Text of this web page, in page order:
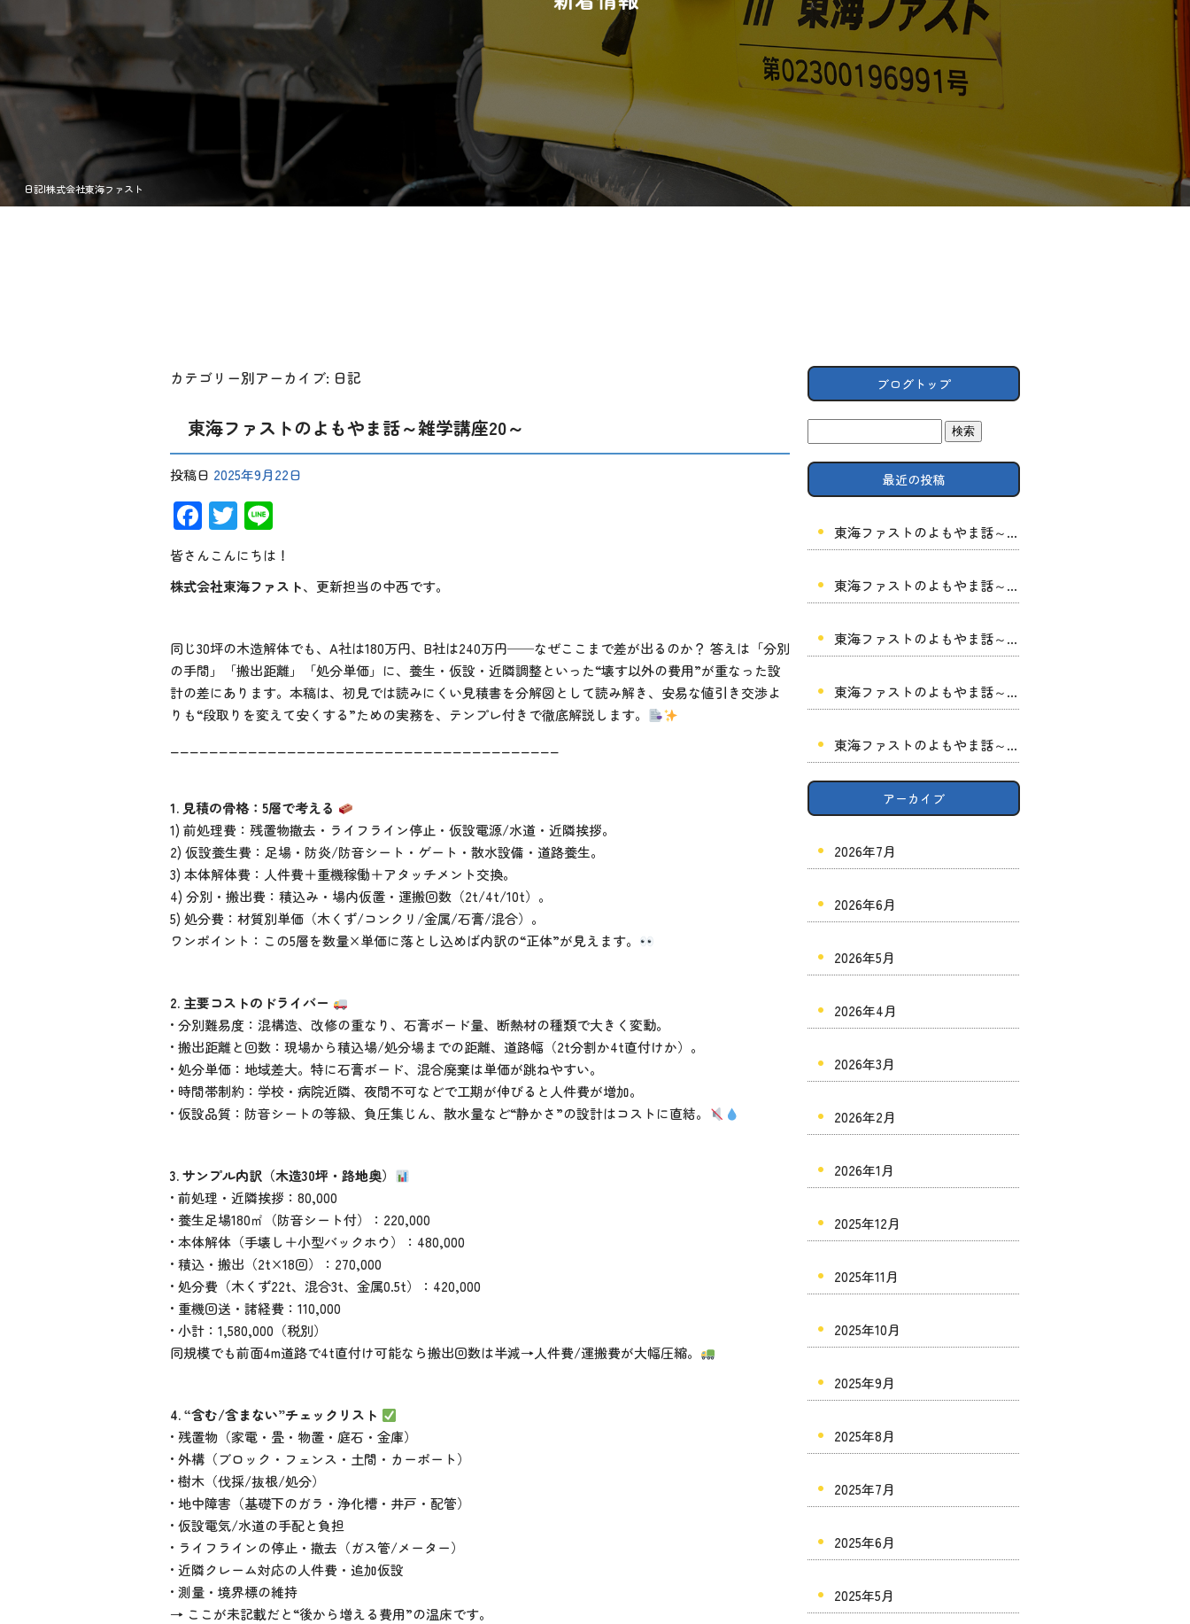
日記|株式会社東海ファスト
カテゴリー別アーカイブ: 日記
東海ファストのよもやま話～雑学講座20～
投稿日 2025年9月22日
Facebook
Twitter
皆さんこんにちは！
株式会社東海ファスト、更新担当の中西です。
同じ30坪の木造解体でも、A社は180万円、B社は240万円──なぜここまで差が出るのか？ 答えは「分別
の手間」「搬出距離」「処分単価」に、養生・仮設・近隣調整といった“壊す以外の費用”が重なった設
計の差にあります。本稿は、初見では読みにくい見積書を分解図として読み解き、安易な値引き交渉よ
りも“段取りを変えて安くする”ための実務を、テンプレ付きで徹底解説します。
1. 見積の骨格：5層で考える
1) 前処理費：残置物撤去・ライフライン停止・仮設電源/水道・近隣挨拶。
2) 仮設養生費：足場・防炎/防音シート・ゲート・散水設備・道路養生。
3) 本体解体費：人件費＋重機稼働＋アタッチメント交換。
4) 分別・搬出費：積込み・場内仮置・運搬回数（2t/4t/10t）。
5) 処分費：材質別単価（木くず/コンクリ/金属/石膏/混合）。
ワンポイント：この5層を数量×単価に落とし込めば内訳の“正体”が見えます。
2. 主要コストのドライバー
• 分別難易度：混構造、改修の重なり、石膏ボード量、断熱材の種類で大きく変動。
• 搬出距離と回数：現場から積込場/処分場までの距離、道路幅（2t分割か4t直付けか）。
• 処分単価：地域差大。特に石膏ボード、混合廃棄は単価が跳ねやすい。
• 時間帯制約：学校・病院近隣、夜間不可などで工期が伸びると人件費が増加。
• 仮設品質：防音シートの等級、負圧集じん、散水量など“静かさ”の設計はコストに直結。
3. サンプル内訳（木造30坪・路地奥）
• 前処理・近隣挨拶：80,000
• 養生足場180㎡（防音シート付）：220,000
• 本体解体（手壊し＋小型バックホウ）：480,000
• 積込・搬出（2t×18回）：270,000
• 処分費（木くず22t、混合3t、金属0.5t）：420,000
• 重機回送・諸経費：110,000
• 小計：1,580,000（税別）
同規模でも前面4m道路で4t直付け可能なら搬出回数は半減→人件費/運搬費が大幅圧縮。
4. “含む/含まない”チェックリスト
• 残置物（家電・畳・物置・庭石・金庫）
• 外構（ブロック・フェンス・土間・カーポート）
• 樹木（伐採/抜根/処分）
• 地中障害（基礎下のガラ・浄化槽・井戸・配管）
• 仮設電気/水道の手配と負担
• ライフラインの停止・撤去（ガス管/メーター）
• 近隣クレーム対応の人件費・追加仮設
• 測量・境界標の維持
→ ここが未記載だと“後から増える費用”の温床です。
ブログトップ
最近の投稿
東海ファストのよもやま話～雑学講座3夏の解体工事で大切な暑さ対策と現場管理
東海ファストのよもやま話～雑学講座39～
東海ファストのよもやま話～雑学講座38～
東海ファストのよもやま話～雑学講座37～
東海ファストのよもやま話～雑学講座36～
アーカイブ
2026年7月
2026年6月
2026年5月
2026年4月
2026年3月
2026年2月
2026年1月
2025年12月
2025年11月
2025年10月
2025年9月
2025年8月
2025年7月
2025年6月
2025年5月